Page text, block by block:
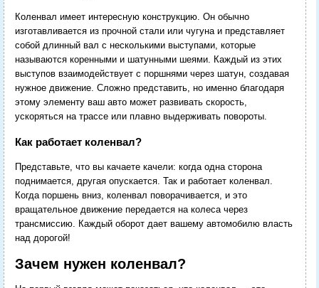
Коленвал имеет интересную конструкцию. Он обычно
изготавливается из прочной стали или чугуна и представляет
собой длинный вал с несколькими выступами, которые
называются коренными и шатунными шеями. Каждый из этих
выступов взаимодействует с поршнями через шатун, создавая
нужное движение. Сложно представить, но именно благодаря
этому элементу ваш авто может развивать скорость,
ускоряться на трассе или плавно выдерживать повороты.
Как работает коленвал?
Представьте, что вы качаете качели: когда одна сторона
поднимается, другая опускается. Так и работает коленвал.
Когда поршень вниз, коленвал поворачивается, и это
вращательное движение передается на колеса через
трансмиссию. Каждый оборот дает вашему автомобилю власть
над дорогой!
Зачем нужен коленвал?